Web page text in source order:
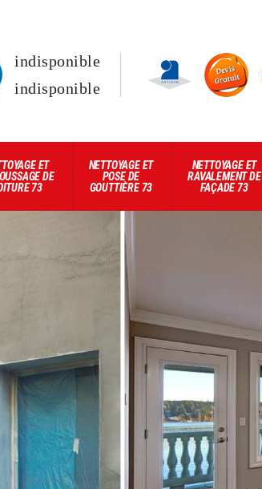
indisponible
indisponible
ET
DE
73
NETTOYAGE ET
POSE DE
GOUTTIÈRE 73
NETTOYAGE ET
RAVALEMENT DE
FAÇADE 73